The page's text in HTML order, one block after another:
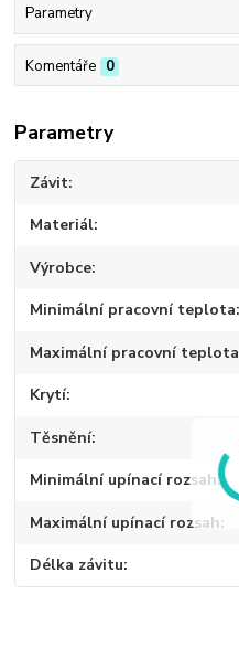
Parametry
Komentáře 0
Parametry
Závit
Materiál
Výrobce
Minimální pracovní teplota
Maximální pracovní teplota
Krytí
Těsnění
Minimální upínací rozsah
Maximální upínací rozsah
Délka závitu